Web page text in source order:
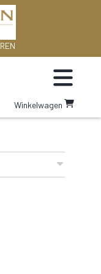
Toggle
Ga
naar
Winkelwagen